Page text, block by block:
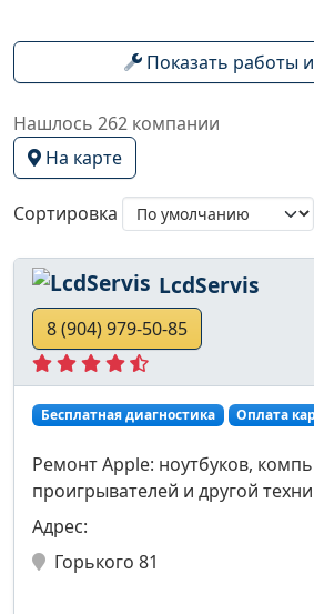
Показать работы и
Нашлось 262 компании
На карте
Сортировка
LcdServis
8 (904) 979-50-85
Бесплатная диагностика Оплата
Ремонт Apple: ноутбуков,
проигрывателей и другой
Адрес:
Горького 81